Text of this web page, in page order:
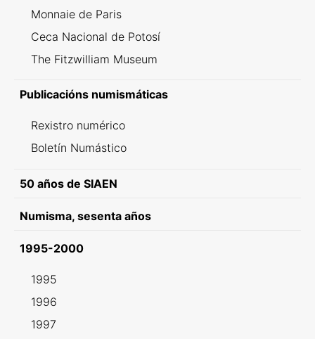
Monnaie de Paris
Ceca Nacional de Potosí
The Fitzwilliam Museum
Publicacións numismáticas
Rexistro numérico
Boletín Numástico
50 años de SIAEN
Numisma, sesenta años
1995-2000
1995
1996
1997